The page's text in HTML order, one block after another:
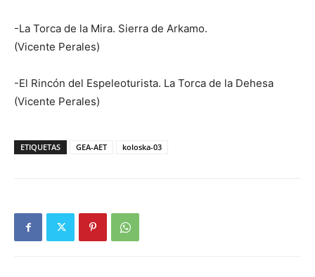
-La Torca de la Mira. Sierra de Arkamo.
(Vicente Perales)
-El Rincón del Espeleoturista. La Torca de la Dehesa
(Vicente Perales)
ETIQUETAS GEA-AET koloska-03